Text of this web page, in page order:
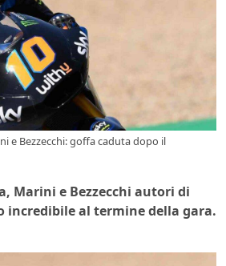
e Bezzecchi: goffa caduta dopo il
Marini e Bezzecchi autori di
incredibile al termine della gara.